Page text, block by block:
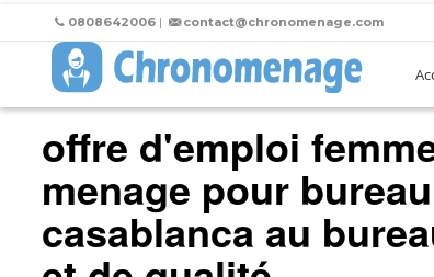
0808642006 | contact@chronomenage.com
offre d'emploi
menage pour bureau
casablanca au